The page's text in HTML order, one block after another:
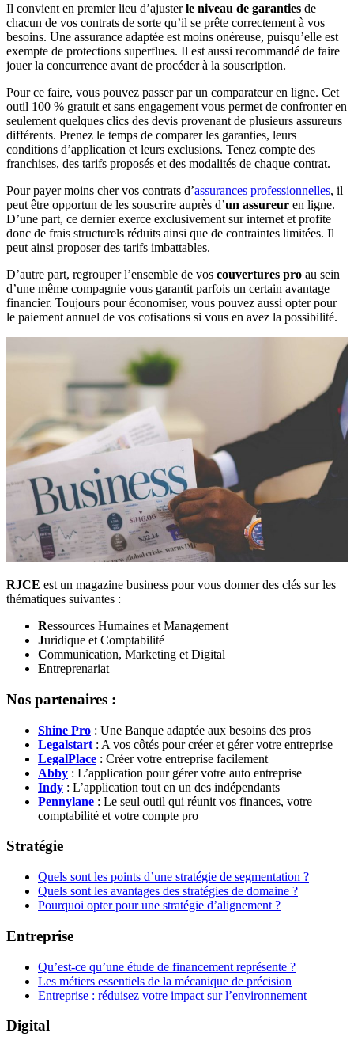
Il convient en premier lieu d’ajusterle niveau de garanties de
chacun de vos contrats de sorte qu’il se prête correctement à vos
besoins. Une assurance adaptée est moins onéreuse, puisqu’elle est
exempte de protections superflues. Il est aussi recommandé de faire
jouer la concurrence avant de procéder à la souscription.
Pour ce faire, vous pouvez passer par un comparateur en ligne. Cet
outil 100 % gratuit et sans engagement vous permet de confronter en
seulement quelques clics des devis provenant de plusieurs assureurs
différents. Prenez le temps de comparer les garanties, leurs
conditions d’application et leurs exclusions. Tenez compte des
franchises, des tarifs proposés et des modalités de chaque contrat.
Pour payer moins cher vos contrats d’assurances professionnelles, il
peut être opportun de les souscrire auprès d’un assureur en ligne.
D’une part, ce dernier exerce exclusivement sur internet et profite
donc de frais structurels réduits ainsi que de contraintes limitées. Il
peut ainsi proposer des tarifs imbattables.
D’autre part, regrouper l’ensemble de vos couvertures pro au sein
d’une même compagnie vous garantit parfois un certain avantage
financier. Toujours pour économiser, vous pouvez aussi opter pour
le paiement annuel de vos cotisations si vous en avez la possibilité.
RJCE est un magazine business pour vous donner des clés sur les
thématiques suivantes :
Ressources Humaines et Management
Juridique et Comptabilité
Communication, Marketing et Digital
Entreprenariat
Nos partenaires :
Shine Pro : Une Banque adaptée aux besoins des pros
Legalstart : A vos côtés pour créer et gérer votre entreprise
LegalPlace : Créer votre entreprise facilement
Abby : L’application pour gérer votre auto entreprise
Indy : L’application tout en un des indépendants
Pennylane : Le seul outil qui réunit vos finances, votre
comptabilité et votre compte pro
Stratégie
Quels sont les points d’une stratégie de segmentation ?
Quels sont les avantages des stratégies de domaine ?
Pourquoi opter pour une stratégie d’alignement ?
Entreprise
Qu’est-ce qu’une étude de financement représente ?
Les métiers essentiels de la mécanique de précision
Entreprise : réduisez votre impact sur l’environnement
Digital